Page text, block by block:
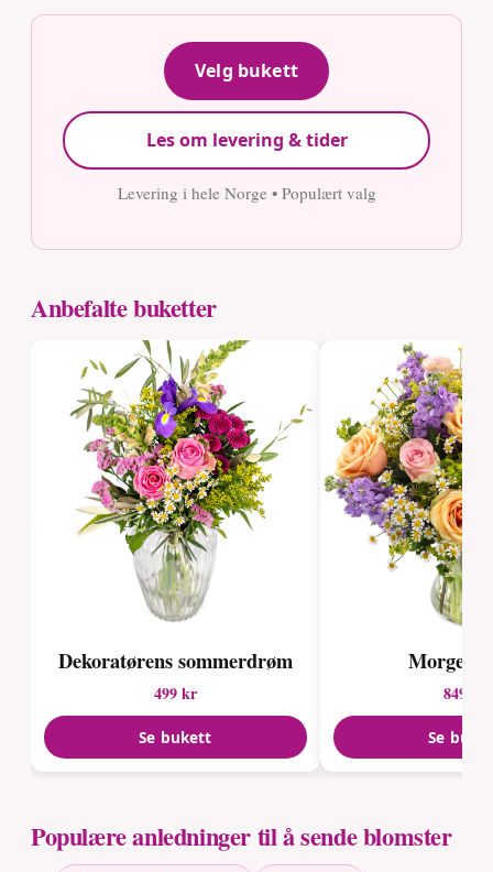
Velg bukett
Les om levering & tider
Levering i hele Norge • Populært valg
Anbefalte buketter
Dekoratørens sommerdrøm
499 kr
Se bukett
849 kr
Se
Populære anledninger til å sende blomster